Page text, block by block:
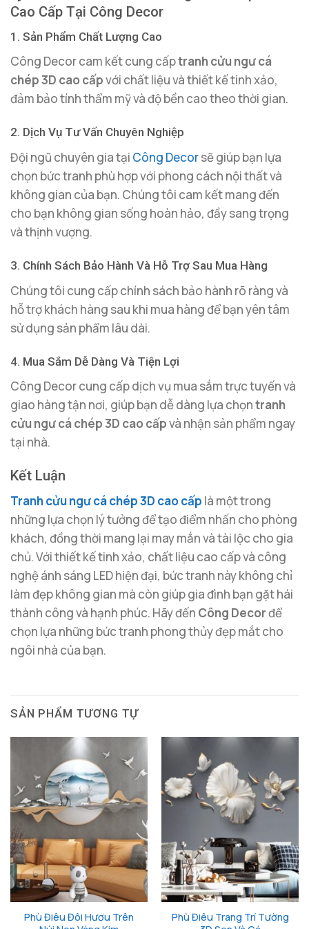
Cao Cấp Tại Công Decor
1. Sản Phẩm Chất Lượng Cao
Công Decor cam kết cung cấptranh cửu ngư cá
chép 3D cao cấpvới chất liệu và thiết kế tinh xảo,
đảm bảo tính thẩm mỹ và độ bền cao theo thời gian.
2. Dịch Vụ Tư Vấn Chuyên Nghiệp
Đội ngũ chuyên gia tại Công Decorsẽ giúp bạn lựa
chọn bức tranh phù hợp với phong cách nội thất và
không gian của bạn. Chúng tôi cam kết mang đến
cho bạn không gian sống hoàn hảo, đầy sang trọng
và thịnh vượng.
3. Chính Sách Bảo Hành Và Hỗ Trợ Sau Mua Hàng
Chúng tôi cung cấp chính sách bảo hành rõ ràng và
hỗ trợ khách hàng sau khi mua hàng để bạn yên tâm
sử dụng sản phẩm lâu dài.
4. Mua Sắm Dễ Dàng Và Tiện Lợi
Công Decor cung cấp dịch vụ mua sắm trực tuyến và
giao hàng tận nơi, giúp bạn dễ dàng lựa chọntranh
cửu ngư cá chép 3D cao cấpvà nhận sản phẩm ngay
tại nhà.
Kết Luận
Tranh cửu ngư cá chép 3D cao cấp là một trong
những lựa chọn lý tưởng để tạo điểm nhấn cho phòng
khách, đồng thời mang lại may mắn và tài lộc cho gia
chủ. Với thiết kế tinh xảo, chất liệu cao cấp và công
nghệ ánh sáng LED hiện đại, bức tranh này không chỉ
làm đẹp không gian mà còn giúp gia đình bạn gặt hái
thành công và hạnh phúc. Hãy đến Công Decorđể
chọn lựa những bức tranh phong thủy đẹp mắt cho
ngôi nhà của bạn.
SẢN PHẨM TƯƠNG TỰ
Phù Điêu Đôi Hươu Trên
Phù Điêu Trang Trí Tường